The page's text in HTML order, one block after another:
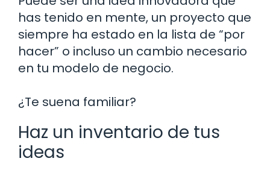
has tenido en mente, un proyecto que
siempre ha estado en la lista de “por
hacer” o incluso un cambio necesario
en tu modelo de negocio.
¿Te suena familiar?
Haz un inventario de tus
ideas